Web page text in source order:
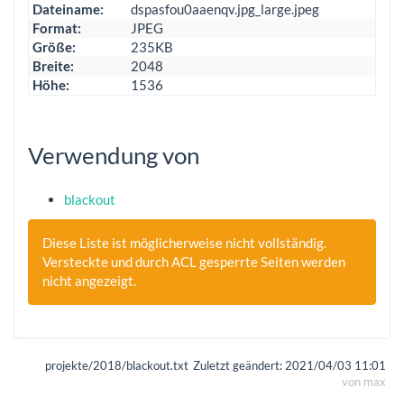
Dateiname:
dspasfou0aaenqv.jpg_large.jpeg
Format:
JPEG
Größe:
235KB
Breite:
2048
Höhe:
1536
Verwendung von
blackout
Diese Liste ist möglicherweise nicht vollständig.
Versteckte und durch ACL gesperrte Seiten werden
nicht angezeigt.
projekte/2018/blackout.txt Zuletzt geändert: 2021/04/03 11:01
von max